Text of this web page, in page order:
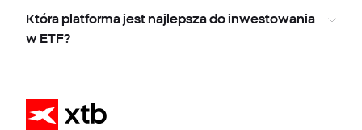
Która platforma jest najlepsza do inwestowania
w ETF?